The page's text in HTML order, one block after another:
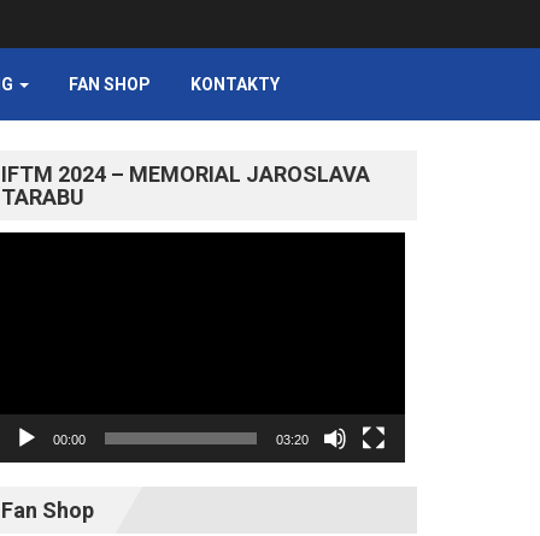
FAN SHOP KONTAKTY
IFTM 2024 – MEMORIAL JAROSLAVA
TARABU
00:00 03:20
Fan Shop